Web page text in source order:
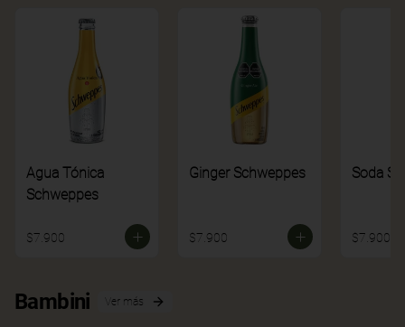
Agua Tónica
Schweppes
$7.900
Ginger Schweppes
$7.900
Soda
$7.900
Bambini Ver más